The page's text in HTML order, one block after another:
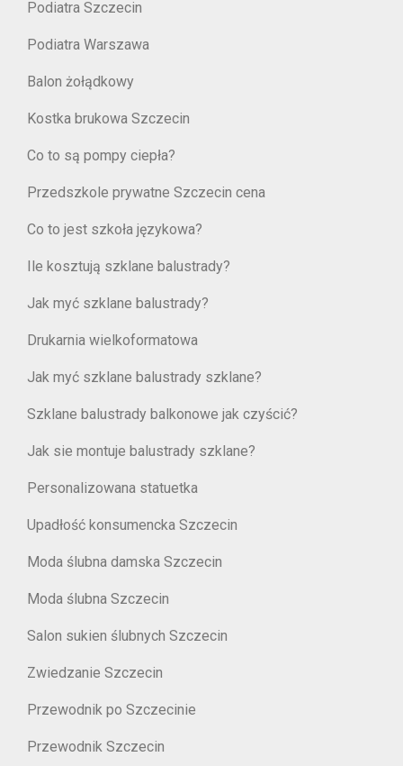
Podiatra Szczecin
Podiatra Warszawa
Balon żołądkowy
Kostka brukowa Szczecin
Co to są pompy ciepła?
Przedszkole prywatne Szczecin cena
Co to jest szkoła językowa?
Ile kosztują szklane balustrady?
Jak myć szklane balustrady?
Drukarnia wielkoformatowa
Jak myć szklane balustrady szklane?
Szklane balustrady balkonowe jak czyścić?
Jak sie montuje balustrady szklane?
Personalizowana statuetka
Upadłość konsumencka Szczecin
Moda ślubna damska Szczecin
Moda ślubna Szczecin
Salon sukien ślubnych Szczecin
Zwiedzanie Szczecin
Przewodnik po Szczecinie
Przewodnik Szczecin